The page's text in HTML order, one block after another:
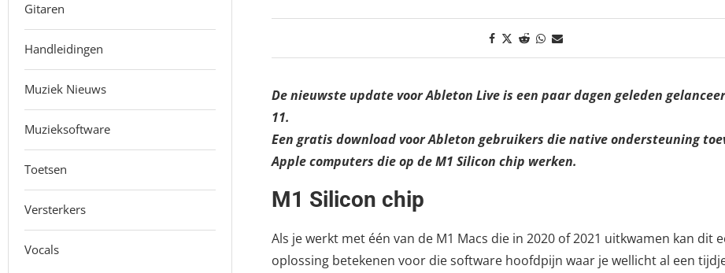
De nieuwste update voor Ableton Live is een paar dagen geleden
11.
Een gratis download voor Ableton gebruikers die native ondersteuning
Apple computers die op de M1 Silicon chip werken.
M1 Silicon chip
Als je werkt met één van de M1 Macs die in 2020 of 2021 uitkwamen kan dit
oplossing betekenen voor die software hoofdpijn waar je wellicht al een
Gitaren
Handleidingen
Muziek Nieuws
Muzieksoftware
Toetsen
Versterkers
Vocals